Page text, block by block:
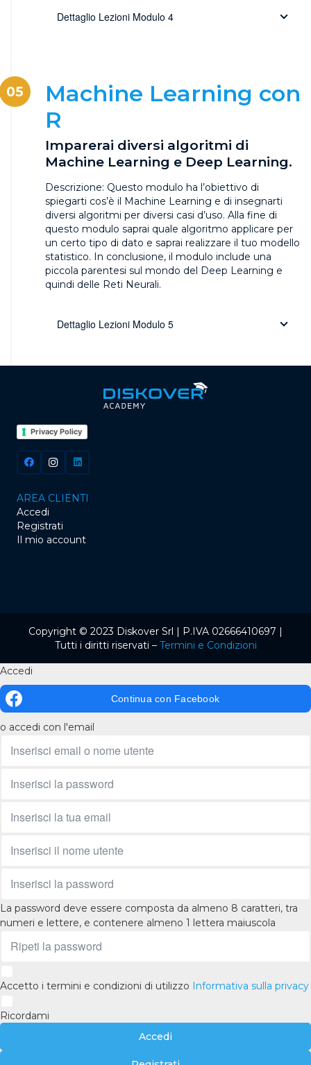
Dettaglio Lezioni Modulo 4
05
Machine Learning con
R
Imparerai diversi algoritmi di
Machine Learning e Deep Learning.
Descrizione: Questo modulo ha l’obiettivo di
spiegarti cos’è il Machine Learning e di insegnarti
diversi algoritmi per diversi casi d’uso. Alla fine di
questo modulo saprai quale algoritmo applicare per
un certo tipo di dato e saprai realizzare il tuo modello
statistico. In conclusione, il modulo include una
piccola parentesi sul mondo del Deep Learning e
quindi delle Reti Neurali.
Dettaglio Lezioni Modulo 5
Privacy Policy
AREA CLIENTI
Accedi
Registrati
Il mio account
Copyright © 2023 Diskover Srl | P.IVA 02666410697 |
Tutti i diritti riservati – Termini e Condizioni
Accedi
Continua con Facebook
o accedi con l'email
La password deve essere composta da almeno 8 caratteri, tra
numeri e lettere, e contenere almeno 1 lettera maiuscola
Accetto i termini e condizioni di utilizzo Informativa sulla privacy
Ricordami
Accedi